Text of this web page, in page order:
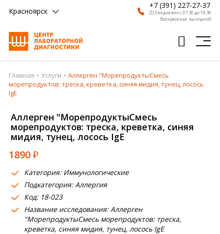
Красноярск
+7 (391) 227-27-37
🕗 Ежедневно с 07:30 до 18:30
Воскресенье: выходной
Главная
Анализы
Врачи
Получить результат
Пациентам
О компании
Где сдать
Партнерам
Главная Услуги
Аллерген "МорепродуктыСмесь
морепродуктов: треска, креветка, синяя мидия, тунец, лосось
IgE
Аллерген "МорепродуктыСмесь
морепродуктов: треска, креветка, синяя
мидия, тунец, лосось IgE
1890₽
Категория: Иммунологические
Подкатегория: Аллергия
Код: 18-023
Название исследования: Аллерген
"МорепродуктыСмесь морепродуктов: треска,
креветка, синяя мидия, тунец, лосось IgE